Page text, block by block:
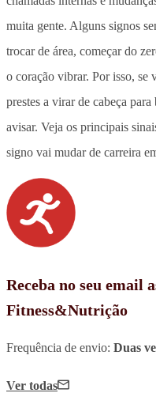
muita gente. Alguns signos
trocar de área, começar do
o coração vibrar. Por isso, se
prestes a virar de cabeça
avisar. Veja os principais
signo vai mudar de carreira
Receba no seu email
Fitness&Nutrição
Frequência de envio: Duas
Ver todas